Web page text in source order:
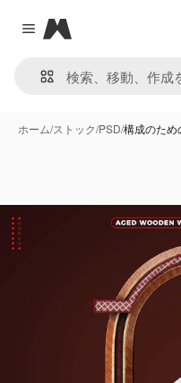
Close menu
Magnific
ホーム/ストック/PSD/構成のた